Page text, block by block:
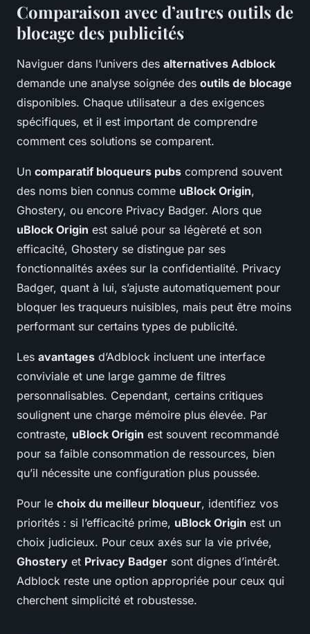
Comparaison avec d’autres outils de
blocage des publicités
Naviguer dans l’univers des alternatives Adblock
demande une analyse soignée des outils de blocage
disponibles. Chaque utilisateur a des exigences
spécifiques, et il est important de comprendre
comment ces solutions se comparent.
Un comparatif bloqueurs pubs comprend souvent
des noms bien connus comme uBlock Origin,
Ghostery, ou encore Privacy Badger. Alors que
uBlock Origin est salué pour sa légèreté et son
efficacité, Ghostery se distingue par ses
fonctionnalités axées sur la confidentialité. Privacy
Badger, quant à lui, s’ajuste automatiquement pour
bloquer les traqueurs nuisibles, mais peut être moins
performant sur certains types de publicité.
Les avantages d’Adblock incluent une interface
conviviale et une large gamme de filtres
personnalisables. Cependant, certains critiques
soulignent une charge mémoire plus élevée. Par
contraste, uBlock Origin est souvent recommandé
pour sa faible consommation de ressources, bien
qu’il nécessite une configuration plus poussée.
Pour le choix du meilleur bloqueur, identifiez vos
priorités : si l’efficacité prime, uBlock Origin est un
choix judicieux. Pour ceux axés sur la vie privée,
Ghostery et Privacy Badger sont dignes d’intérêt.
Adblock reste une option appropriée pour ceux qui
cherchent simplicité et robustesse.